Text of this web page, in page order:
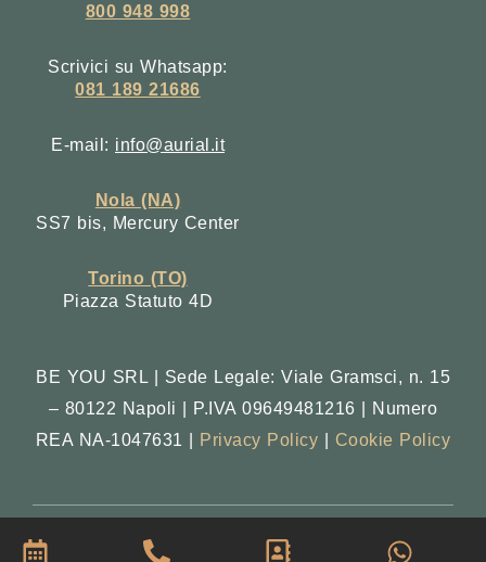
800 948 998
Scrivici su Whatsapp:
081 189 21686
E-mail: info@aurial.it
Nola (NA)
SS7 bis, Mercury Center
Torino (TO)
Piazza Statuto 4D
BE YOU SRL | Sede Legale: Viale Gramsci, n. 15
– 80122 Napoli | P.IVA 09649481216 | Numero
REA NA-1047631 |
Privacy Policy Cookie Policy